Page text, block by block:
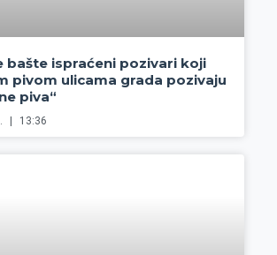
bašte ispraćeni pozivari koji
pivom ulicama grada pozivaju
piva“
13:36